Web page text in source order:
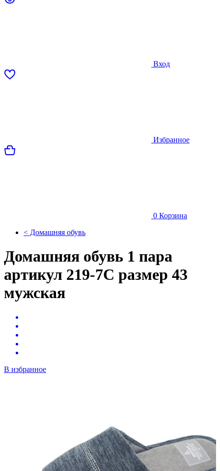
Вход
Избранное
0 Корзина
< Домашняя обувь
Домашняя обувь 1 пара
артикул 219-7С размер 43
мужская
В избранное